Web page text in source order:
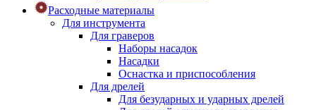
Расходные материалы
Для инструмента
Для граверов
Наборы насадок
Насадки
Оснастка и приспособления
Для дрелей
Для безударных и ударных дрелей